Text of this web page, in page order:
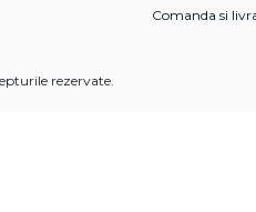
Comanda si
rezervate.